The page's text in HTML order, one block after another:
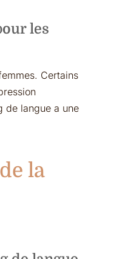
les
Certains
de langue a une
la